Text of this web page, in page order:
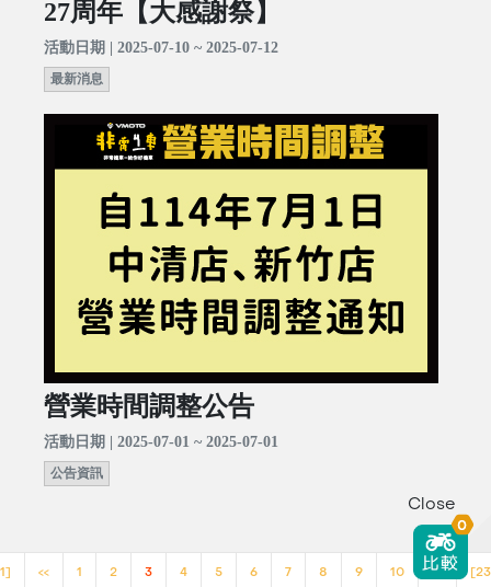
27周年【大感謝祭】
活動日期 | 2025-07-10 ~ 2025-07-12
最新消息
營業時間調整公告
活動日期 | 2025-07-01 ~ 2025-07-01
公告資訊
<< 1 2 3 4 5 6 7 8 9 10 >>
Close
0